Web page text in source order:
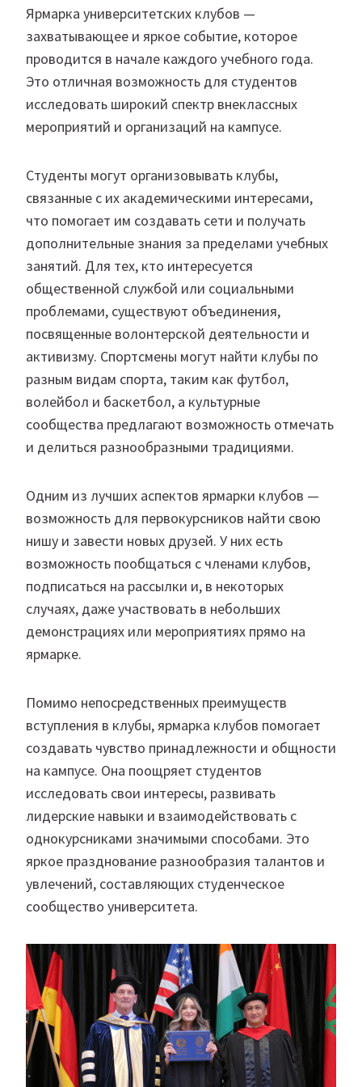
Ярмарка университетских клубов —
захватывающее и яркое событие, которое
проводится в начале каждого учебного года.
Это отличная возможность для студентов
исследовать широкий спектр внеклассных
мероприятий и организаций на кампусе.
Студенты могут организовывать клубы,
связанные с их академическими интересами,
что помогает им создавать сети и получать
дополнительные знания за пределами учебных
занятий. Для тех, кто интересуется
общественной службой или социальными
проблемами, существуют объединения,
посвященные волонтерской деятельности и
активизму. Спортсмены могут найти клубы по
разным видам спорта, таким как футбол,
волейбол и баскетбол, а культурные
сообщества предлагают возможность отмечать
и делиться разнообразными традициями.
Одним из лучших аспектов ярмарки клубов —
возможность для первокурсников найти свою
нишу и завести новых друзей. У них есть
возможность пообщаться с членами клубов,
подписаться на рассылки и, в некоторых
случаях, даже участвовать в небольших
демонстрациях или мероприятиях прямо на
ярмарке.
Помимо непосредственных преимуществ
вступления в клубы, ярмарка клубов помогает
создавать чувство принадлежности и общности
на кампусе. Она поощряет студентов
исследовать свои интересы, развивать
лидерские навыки и взаимодействовать с
однокурсниками значимыми способами. Это
яркое празднование разнообразия талантов и
увлечений, составляющих студенческое
сообщество университета.